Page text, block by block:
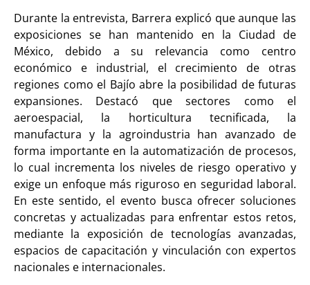
Durante la entrevista, Barrera explicó que aunque las
exposiciones se han mantenido en la Ciudad de
México, debido a su relevancia como centro
económico e industrial, el crecimiento de otras
regiones como el Bajío abre la posibilidad de futuras
expansiones. Destacó que sectores como el
aeroespacial, la horticultura tecnificada, la
manufactura y la agroindustria han avanzado de
forma importante en la automatización de procesos,
lo cual incrementa los niveles de riesgo operativo y
exige un enfoque más riguroso en seguridad laboral.
En este sentido, el evento busca ofrecer soluciones
concretas y actualizadas para enfrentar estos retos,
mediante la exposición de tecnologías avanzadas,
espacios de capacitación y vinculación con expertos
nacionales e internacionales.